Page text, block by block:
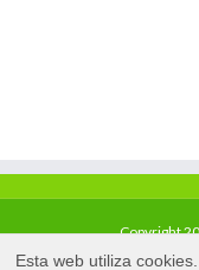
Copyright
Esta web utiliza